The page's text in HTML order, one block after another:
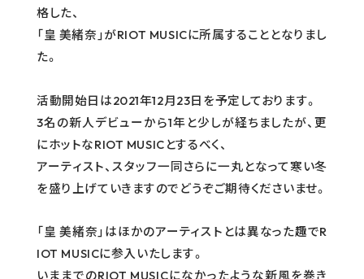
GUIDELINE
格した、
「皇 美緒奈」がRIOT MUSICに所属することとなりまし
た。
活動開始日は2021年12月23日を予定しております。
3名の新人デビューから1年と少しが経ちましたが、更
にホットなRIOT MUSICとするべく、
アーティスト、スタッフ一同さらに一丸となって寒い冬
を盛り上げていきますのでどうぞご期待くださいませ。
「皇 美緒奈」はほかのアーティストとは異なった趣でR
IOT MUSICに参入いたします。
いままでのRIOT MUSICになかったような新風を巻き